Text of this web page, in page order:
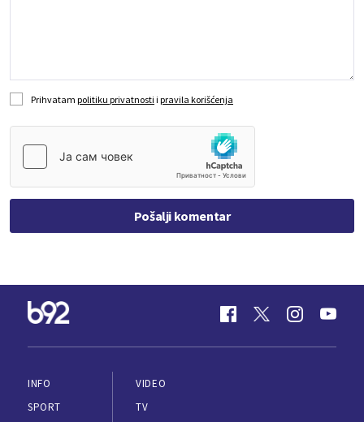
Prihvatam politiku privatnosti i pravila korišćenja
Pošalji komentar
INFO
SPORT
VIDEO
TV